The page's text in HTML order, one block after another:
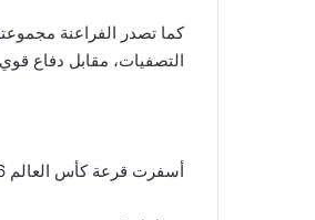
التصفيات، مقابل دفاع
أسفرت قرعة كأس العالم 2026 عن وقوع مصر في المجموعة السابعة إلى جانب: